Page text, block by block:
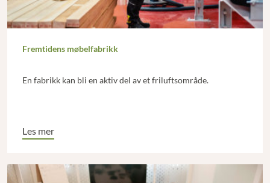
Fremtidens møbelfabrikk
En fabrikk kan bli en aktiv del av et friluftsområde.
Les mer